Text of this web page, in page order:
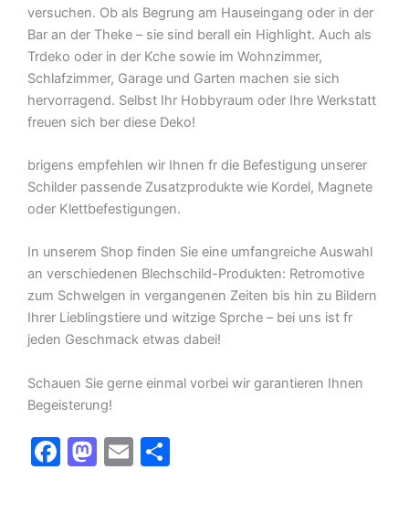
versuchen. Ob als Begrung am Hauseingang oder in der
Bar an der Theke – sie sind berall ein Highlight. Auch als
Trdeko oder in der Kche sowie im Wohnzimmer,
Schlafzimmer, Garage und Garten machen sie sich
hervorragend. Selbst Ihr Hobbyraum oder Ihre Werkstatt
freuen sich ber diese Deko!
brigens empfehlen wir Ihnen fr die Befestigung unserer
Schilder passende Zusatzprodukte wie Kordel, Magnete
oder Klettbefestigungen.
In unserem Shop finden Sie eine umfangreiche Auswahl
an verschiedenen Blechschild-Produkten: Retromotive
zum Schwelgen in vergangenen Zeiten bis hin zu Bildern
Ihrer Lieblingstiere und witzige Sprche – bei uns ist fr
jeden Geschmack etwas dabei!
Schauen Sie gerne einmal vorbei wir garantieren Ihnen
Begeisterung!
F
M E